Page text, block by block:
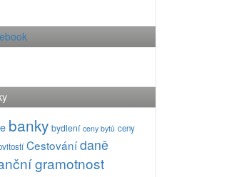
banky bydlení ceny bytů ceny
Cestování daně
gramotnost